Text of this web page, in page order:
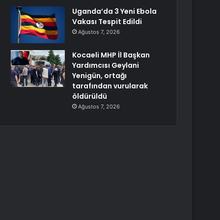
Uganda’da 3 Yeni Ebola
Vakası Tespit Edildi
Ağustos 7, 2026
Kocaeli MHP İl Başkan
Yardımcısı Geylani
Yenigün, ortağı
tarafından vurularak
öldürüldü
Ağustos 7, 2026